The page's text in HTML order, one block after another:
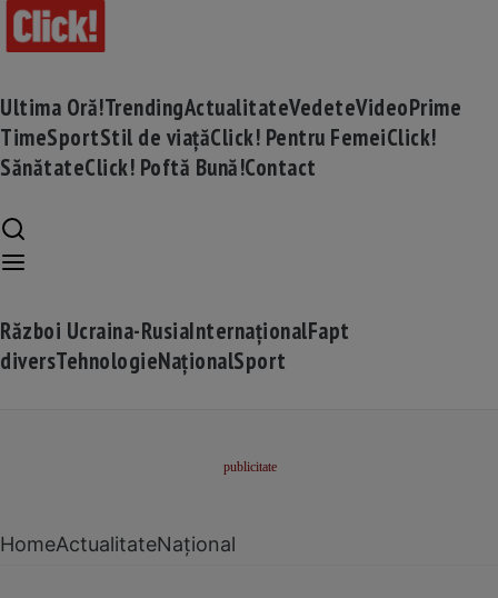
Ultima Oră!TrendingActualitateVedeteVideoPrime
TimeSportStil de viațăClick! Pentru FemeiClick!
SănătateClick! Poftă Bună!Contact
Război Ucraina-RusiaInternaționalFapt
diversTehnologieNaționalSport
HomeActualitateNațional